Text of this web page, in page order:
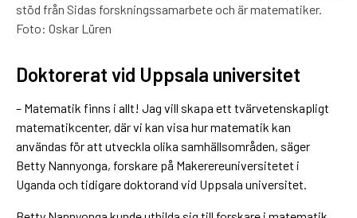
stöd från Sidas forskningssamarbete och är matematiker.
Foto: Oskar Lüren
Doktorerat vid Uppsala universitet
– Matematik finns i allt! Jag vill skapa ett tvärvetenskapligt
matematikcenter, där vi kan visa hur matematik kan
användas för att utveckla olika samhällsområden, säger
Betty Nannyonga, forskare på Makerereuniversitetet i
Uganda och tidigare doktorand vid Uppsala universitet.